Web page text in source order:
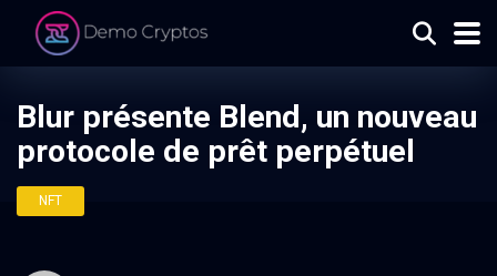
Blur présente Blend, un nouveau
protocole de prêt perpétuel
NFT